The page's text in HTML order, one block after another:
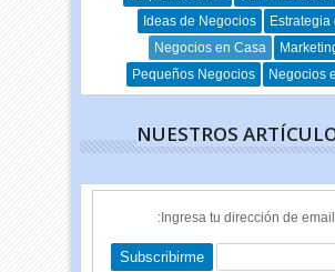
Estrategia
Ideas de Negocios
Negocios en Casa
Negocios
Pequeños Negocios
NUESTROS
Ingresa tu dirección de email: